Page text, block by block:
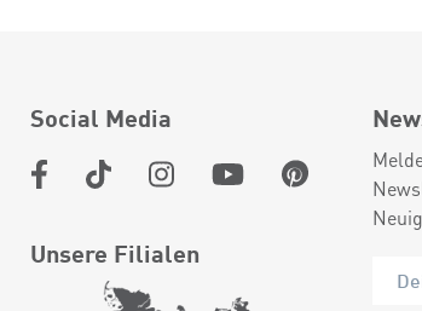
Social Media
Unsere Filialen